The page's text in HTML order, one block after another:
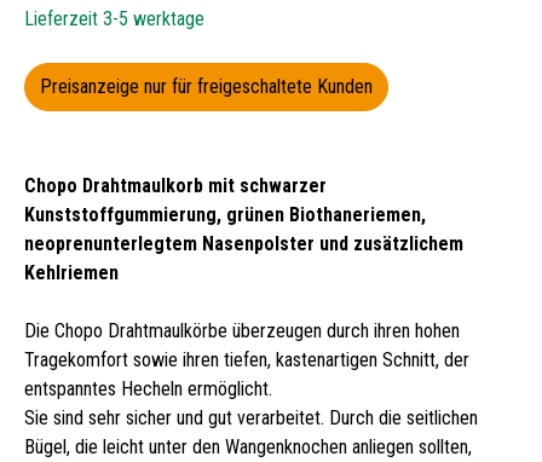
Lieferzeit 3-5 werktage
Preisanzeige nur für freigeschaltete Kunden
Chopo Drahtmaulkorb mit schwarzer
Kunststoffgummierung, grünen Biothaneriemen,
neoprenunterlegtem Nasenpolster und zusätzlichem
Kehlriemen
Die Chopo Drahtmaulkörbe überzeugen durch ihren hohen
Tragekomfort sowie ihren tiefen, kastenartigen Schnitt, der
entspanntes Hecheln ermöglicht.
Sie sind sehr sicher und gut verarbeitet. Durch die seitlichen
Bügel, die leicht unter den Wangenknochen anliegen sollten,